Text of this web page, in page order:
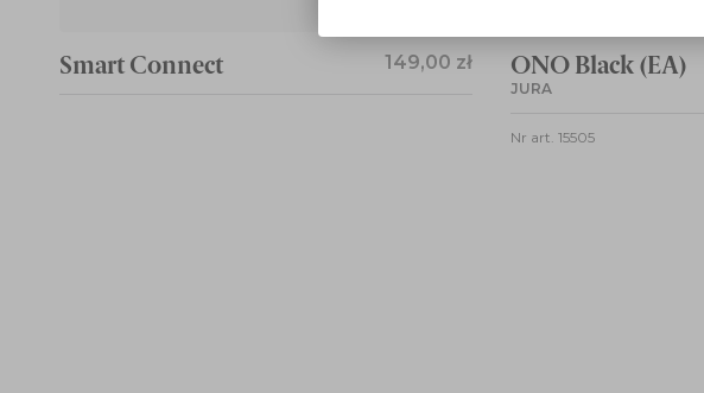
Smart Connect 149,00 zł ONO Black (EA)
JURA
Nr art. 15505